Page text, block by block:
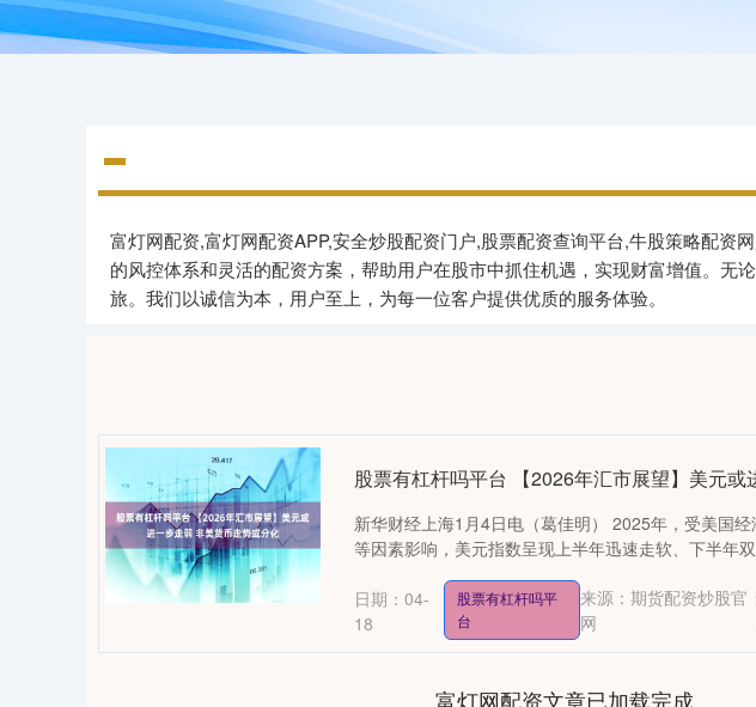
富灯网配资,富灯网配资APP,安全炒股配资门户,股票配资查询平台,牛股策略配
的风控体系和灵活的配资方案，帮助用户在股市中抓住机遇，实现财富增值。
旅。我们以诚信为本，用户至上，为每一位客户提供优质的服务体验。
股票有杠杆吗平台 【2026年汇市展望】美元
新华财经上海1月4日电（葛佳明） 2025年，受美国
等因素影响，美元指数呈现上半年迅速走软、下半年
日期：04-
18
股票有杠杆吗平
台
来源：期货配资炒股官
网
富灯网配资文章已加载完成